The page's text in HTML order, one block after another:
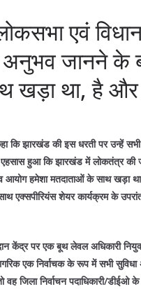
एवं
जानने के
खड़ा था, है
कहा कि झारखंड की इस धरती पर उन्हें
एहसास हुआ कि झारखंड में लोकतंत्र
आयोग हमेशा मतदाताओं के साथ खड़ा
एक्सपीरियंस शेयर कार्यक्रम के
केंद्र पर एक बूथ लेवल अधिकारी
एक निर्वाचक के रूप में सभी
वह जिला निर्वाचन पदाधिकारी/